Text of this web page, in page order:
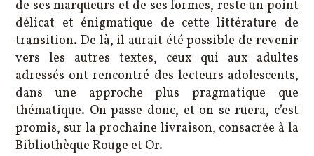
de ses marqueurs et de ses formes, reste un point
délicat et énigmatique de cette littérature de
transition. De là, il aurait été possible de revenir
vers les autres textes, ceux qui aux adultes
adressés ont rencontré des lecteurs adolescents,
dans une approche plus pragmatique que
thématique. On passe donc, et on se ruera, c’est
promis, sur la prochaine livraison, consacrée à la
Bibliothèque Rouge et Or.